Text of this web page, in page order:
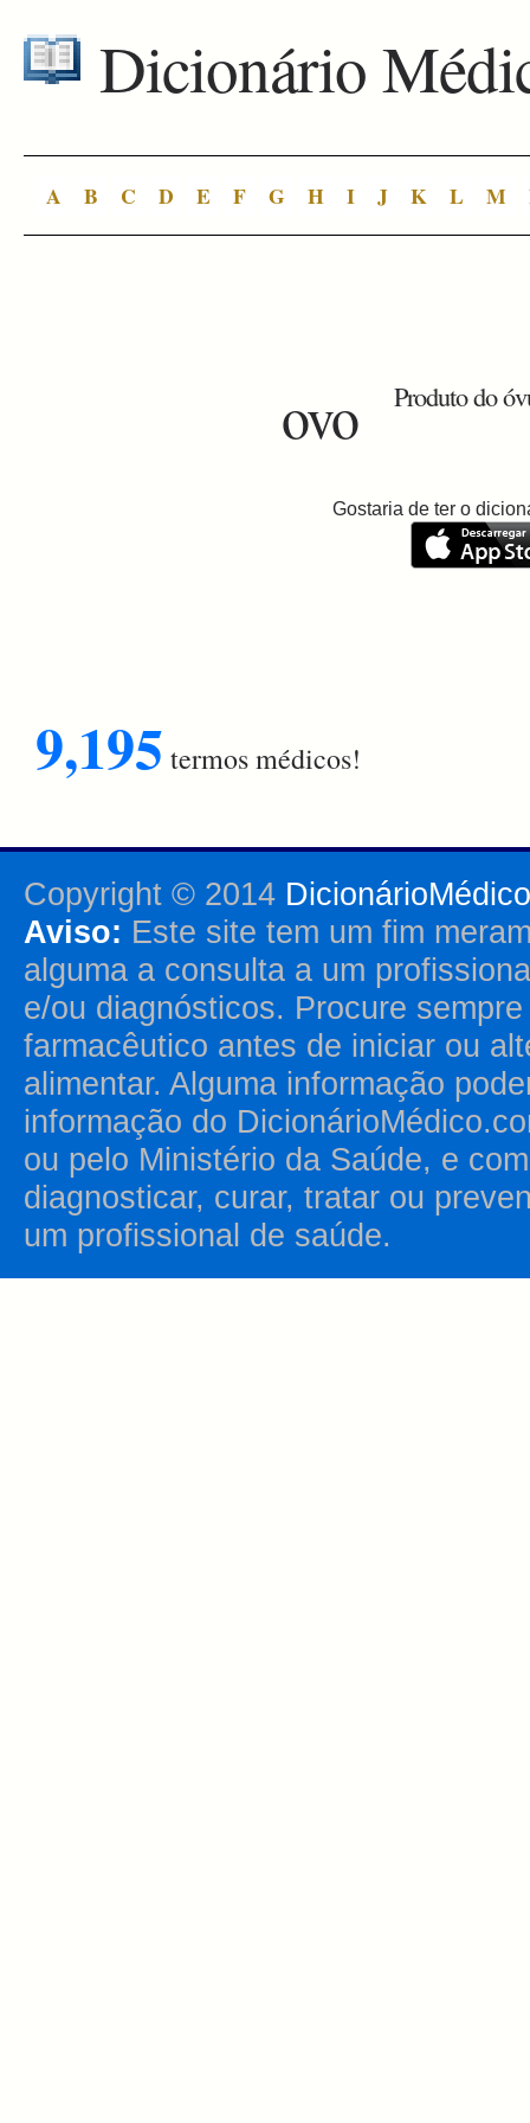
Dicionário
A B C D E F G H I J K L M
ovo Produto do
Gostaria de ter o
9,195 termos médicos!
Copyright © 2014
Aviso: Este site tem um fim
alguma a consulta a um
e/ou diagnósticos. Procure
farmacêutico antes de iniciar ou
alimentar. Alguma informação
informação do
ou pelo Ministério da Saúde, e
diagnosticar, curar, tratar ou
um profissional de saúde.